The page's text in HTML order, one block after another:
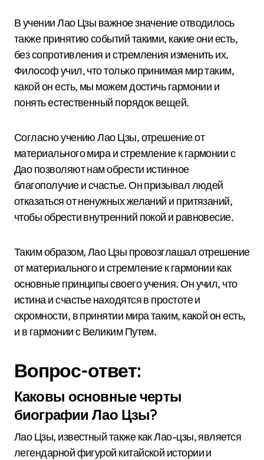
В учении Лао Цзы важное значение отводилось
также принятию событий такими, какие они есть,
без сопротивления и стремления изменить их.
Философ учил, что только принимая мир таким,
какой он есть, мы можем достичь гармонии и
понять естественный порядок вещей.
Согласно учению Лао Цзы, отрешение от
материального мира и стремление к гармонии с
Дао позволяют нам обрести истинное
благополучие и счастье. Он призывал людей
отказаться от ненужных желаний и притязаний,
чтобы обрести внутренний покой и равновесие.
Таким образом, Лао Цзы провозглашал отрешение
от материального и стремление к гармонии как
основные принципы своего учения. Он учил, что
истина и счастье находятся в простоте и
скромности, в принятии мира таким, какой он есть,
и в гармонии с Великим Путем.
Вопрос-ответ:
Каковы основные черты
биографии Лао Цзы?
Лао Цзы, известный также как Лао-цзы, является
легендарной фигурой китайской истории и